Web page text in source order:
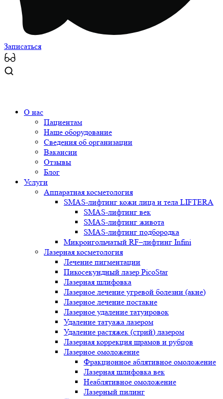
Записаться
О нас
Пациентам
Наше оборудование
Сведения об организации
Вакансии
Отзывы
Блог
Услуги
Аппаратная косметология
SMAS-лифтинг кожи лица и тела LIFTERA
SMAS-лифтинг век
SMAS-лифтинг живота
SMAS-лифтинг подбородка
Микроигольчатый RF–лифтинг Infini
Лазерная косметология
Лечение пигментации
Пикосекундный лазер PicoStar
Лазерная шлифовка
Лазерное лечение угревой болезни (акне)
Лазерное лечение постакне
Лазерное удаление татуировок
Удаление татуажа лазером
Удаление растяжек (стрий) лазером
Лазерная коррекция шрамов и рубцов
Лазерное омоложение
Фракционное аблятивное омоложение
Лазерная шлифовка век
Неаблятивное омоложение
Лазерный пилинг